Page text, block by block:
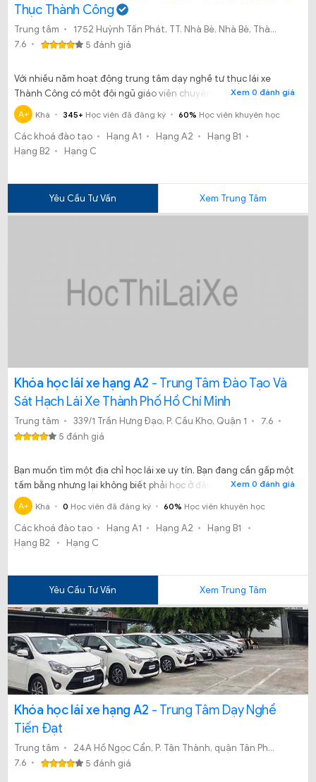
Thục Thành Công
Trung tâm
1752 Huỳnh Tấn Phát, TT. Nhà Bè, Nhà Bè, Thành phố Hồ Chí Minh
7.6
5 đánh giá
Với nhiều năm hoạt động trung tâm dạy nghề tư thục lái xe
Thành Công có một đội ngũ giáo viên chuyên nghiệp, dạy nhiệt
tình, thực hành nhuần nhuyễn và chăm sóc kỹ lưỡng.
Xem 0 đánh giá
A+ Khá 345+ Học viên đã đăng ký 60% Học viên khuyên học
Các khoá đào tạo Hạng A1 Hạng A2
Hạng B1
Hạng B2
Hạng C
Yêu Cầu Tư Vấn Xem Trung Tâm
Khóa học lái xe hạng A2 - Trung Tâm Đào Tạo Và
Sát Hạch Lái Xe Thành Phố Hồ Chí Minh
Trung tâm 339/1 Trần Hưng Đạo, P. Cầu Kho, Quận 1
7.6
5 đánh giá
Bạn muốn tìm một địa chỉ học lái xe uy tín. Bạn đang cần gấp một
tấm bằng nhưng lại không biết phải học ở đâu. Đừng lo lắng
trung tâm đào tạo và sát hạch lái xe Thành phố Hồ Chí Minh sẽ
giải quyết những băn khoăn giúp bạn.
Xem 0 đánh giá
A+ Khá 0 Học viên đã đăng ký 60% Học viên khuyên học
Các khoá đào tạo Hạng A1 Hạng A2
Hạng B1
Hạng B2
Hạng C
Yêu Cầu Tư Vấn Xem Trung Tâm
Khóa học lái xe hạng A2 - Trung Tâm Dạy Nghề
Tiến Đạt
Trung tâm
24A Hồ Ngọc Cẩn, P. Tân Thành, quận Tân Phú, TP.HCM.
7.6
5 đánh giá